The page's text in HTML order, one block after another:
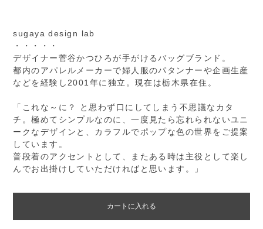
sugaya design lab
・・・・・
デザイナー菅谷かつひろが手がけるバッグブランド。
都内のアパレルメーカーで婦人服のパタンナーや企画生産
などを経験し2001年に独立。現在は栃木県在住。
「これな～に？ と思わず口にしてしまう不思議なカタ
チ。極めてシンプルなのに、一度見たら忘れられないユニ
ークなデザインと、カラフルでポップな色の世界をご提案
しています。
普段着のアクセントとして、またある時は主役として楽し
んでお出掛けしていただければと思います。」
カートに入れる